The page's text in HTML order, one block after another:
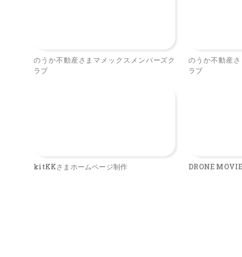
のうか不動産さまマメックスメンバーズク
ラブ
のうか不動産
ラブ
kitKKさまホームページ制作 DRONE